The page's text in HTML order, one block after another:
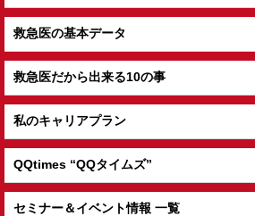
救急医の基本データ
救急医だから出来る10の事
私のキャリアプラン
QQtimes “QQタイムズ”
セミナー＆イベント情報 一覧